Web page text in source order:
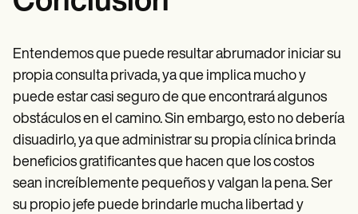
Entendemos que puede resultar abrumador iniciar su
propia consulta privada, ya que implica mucho y
puede estar casi seguro de que encontrará algunos
obstáculos en el camino. Sin embargo, esto no debería
disuadirlo, ya que administrar su propia clínica brinda
beneficios gratificantes que hacen que los costos
sean increíblemente pequeños y valgan la pena. Ser
su propio jefe puede brindarle mucha libertad y